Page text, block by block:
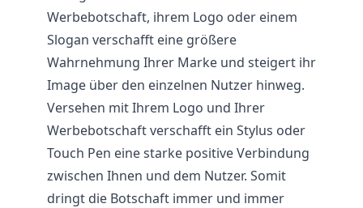
Werbebotschaft, ihrem Logo oder einem
Slogan verschafft eine größere
Wahrnehmung Ihrer Marke und steigert ihr
Image über den einzelnen Nutzer hinweg.
Versehen mit Ihrem Logo und Ihrer
Werbebotschaft verschafft ein Stylus oder
Touch Pen eine starke positive Verbindung
zwischen Ihnen und dem Nutzer. Somit
dringt die Botschaft immer und immer